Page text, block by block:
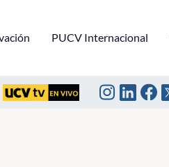
PUCV Internacional